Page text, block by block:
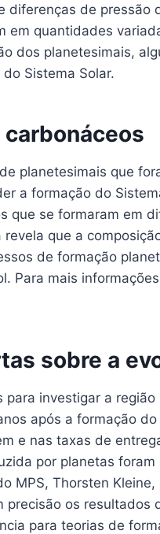
diferenças de pressão
em quantidades
dos planetesimais,
Sistema Solar.
planetesimais que
a formação do
que se formaram em
que a
de formação
Para mais
sobre a
investigar a
após a formação do
e nas taxas de
por planetas
MPS, Thorsten Kleine,
precisão os resultados
para teorias de